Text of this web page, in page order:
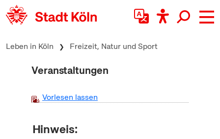
zum Inhalt springen
Leben in Köln Freizeit, Natur und Sport
Veranstaltungen
Vorlesen lassen
Hinweis: